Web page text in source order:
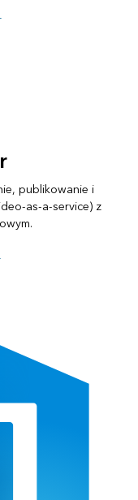
publikowanie i
as-a-service) z